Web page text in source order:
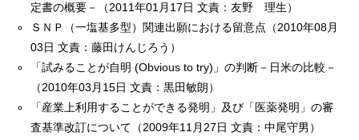
定書の概要－（2011年01月17日 文責：友野 理生）
ＳＮＰ（一塩基多型）関連出願における留意点（2010年08月
03日 文責：藤田けんじろう）
「試みることが自明 (Obvious to try)」の判断－日米の比較－
（2010年03月15日 文責：黒田敏朗）
「産業上利用することができる発明」及び「医薬発明」の審
査基準改訂について（2009年11月27日 文責：中尾守男）